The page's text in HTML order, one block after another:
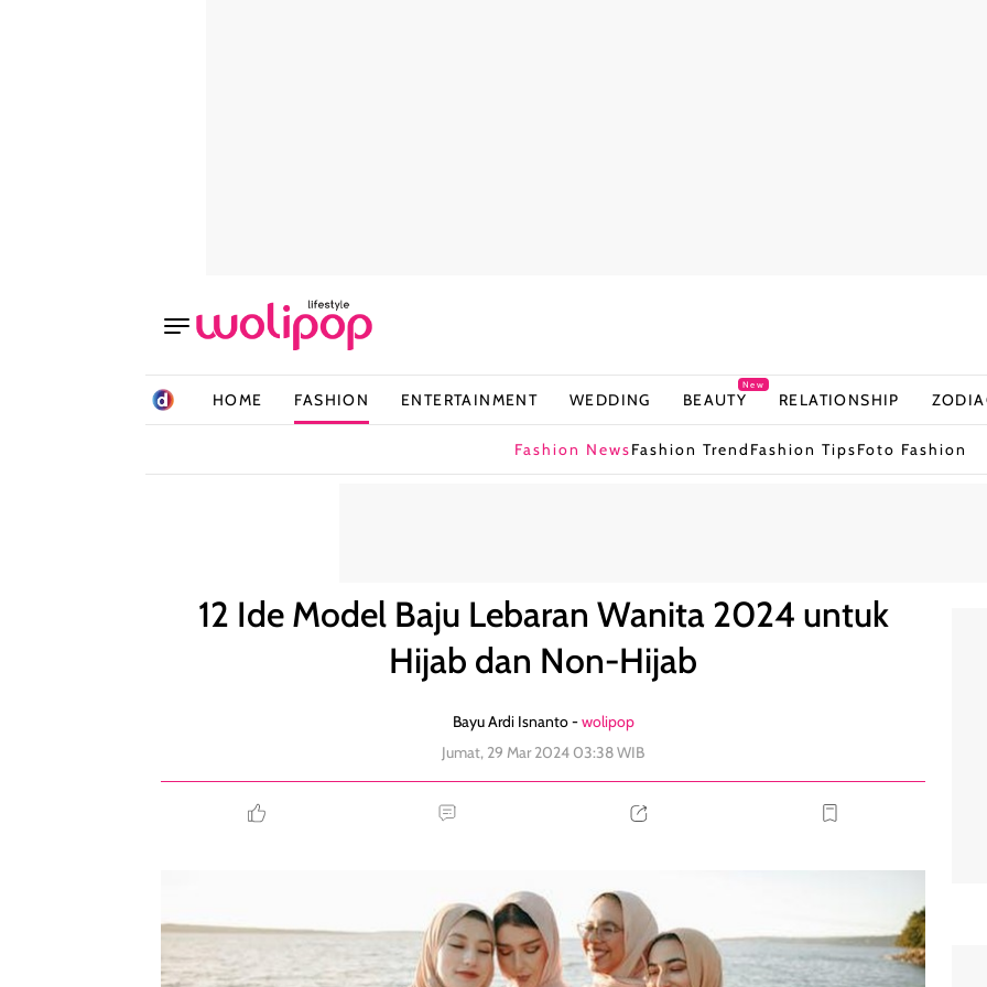
HOME FASHION ENTERTAINMENT WEDDING BEAUTY
New
RELATIONSHIP
Fashion NewsFashion Trend Fashion TipsFoto Fashion
12 Ide Model Baju Lebaran Wanita 2024 untuk
Hijab dan Non-Hijab
Bayu Ardi Isnanto -wolipop
Jumat, 29 Mar 2024 03:38 WIB